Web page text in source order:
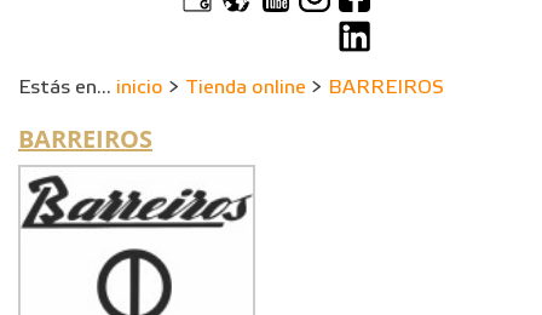
Estás en... inicio > Tienda online > BARREIROS
BARREIROS